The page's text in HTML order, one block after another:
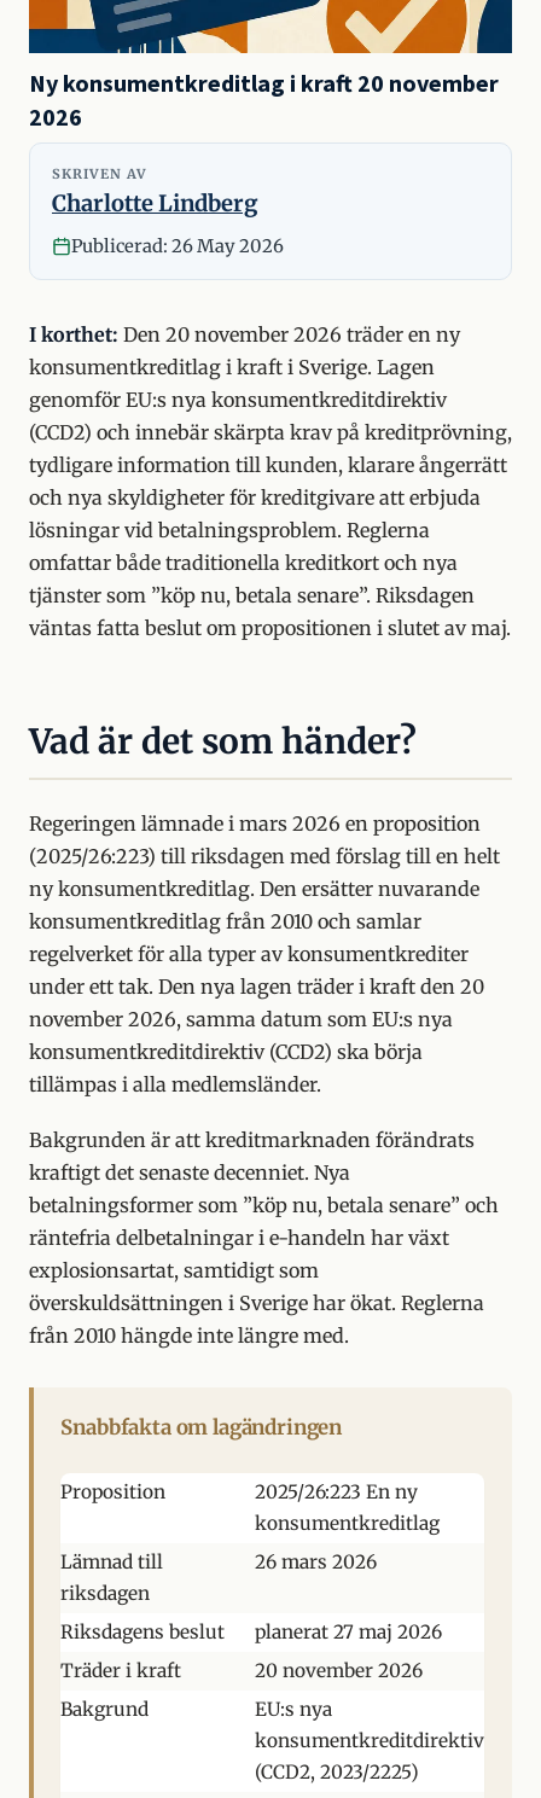
Ny konsumentkreditlag i kraft 20 november
2026
May
2026
Charlotte
Lindberg
Nyheter
SKRIVEN AV
Charlotte Lindberg
Publicerad: 26 May 2026
I korthet: Den 20 november 2026 träder en ny
konsumentkreditlag i kraft i Sverige. Lagen
genomför EU:s nya konsumentkreditdirektiv
(CCD2) och innebär skärpta krav på kreditprövning,
tydligare information till kunden, klarare ångerrätt
och nya skyldigheter för kreditgivare att erbjuda
lösningar vid betalningsproblem. Reglerna
omfattar både traditionella kreditkort och nya
tjänster som ”köp nu, betala senare”. Riksdagen
väntas fatta beslut om propositionen i slutet av maj.
Vad är det som händer?
Regeringen lämnade i mars 2026 en proposition
(2025/26:223) till riksdagen med förslag till en helt
ny konsumentkreditlag. Den ersätter nuvarande
konsumentkreditlag från 2010 och samlar
regelverket för alla typer av konsumentkrediter
under ett tak. Den nya lagen träder i kraft den 20
november 2026, samma datum som EU:s nya
konsumentkreditdirektiv (CCD2) ska börja
tillämpas i alla medlemsländer.
Bakgrunden är att kreditmarknaden förändrats
kraftigt det senaste decenniet. Nya
betalningsformer som ”köp nu, betala senare” och
räntefria delbetalningar i e-handeln har växt
explosionsartat, samtidigt som
överskuldsättningen i Sverige har ökat. Reglerna
från 2010 hängde inte längre med.
Snabbfakta om lagändringen
Proposition
2025/26:223 En ny
konsumentkreditlag
Lämnad till
riksdagen
26 mars 2026
Riksdagens beslut
planerat 27 maj 2026
Träder i kraft
20 november 2026
Bakgrund
EU:s nya
konsumentkreditdirektiv
(CCD2, 2023/2225)